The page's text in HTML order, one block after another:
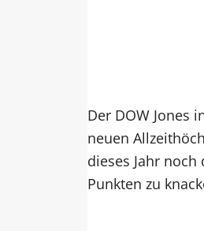
Der DOW Jones
neuen
dieses Jahr noch
Punkten zu